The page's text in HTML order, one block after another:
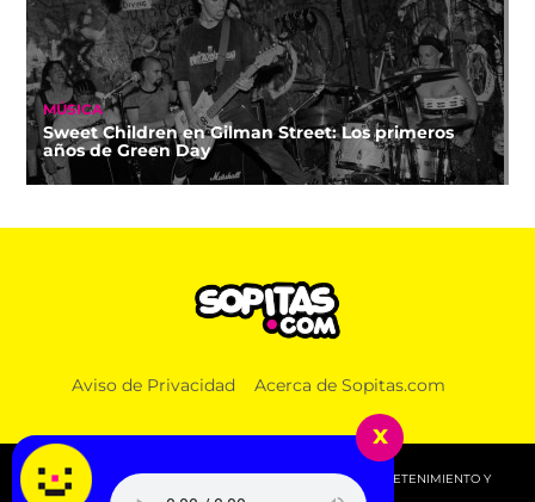
MÚSICA
Sweet Children en Gilman Street: Los primeros
años de Green Day
Aviso de Privacidad Acerca de Sopitas.com
© 2026 SOPITAS.COM - MÚSICA, NOTICIAS, DEPORTES, ENTRETENIMIENTO Y
x